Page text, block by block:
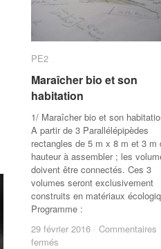
PE2
Maraîcher bio et son
habitation
1/ Maraîcher bio et son
A partir de 3 Parallélépipèdes
rectangles de 5 m x 8 m et 3 m
hauteur à assembler ; les
doivent être connectés. Ces 3
volumes seront exclusivement
construits en matériaux
Programme :
29 février 2016 / Commentaires
fermés
PE2
Maraîcher bio et son
habitation
29 février 2016 / Commentaires
fermés